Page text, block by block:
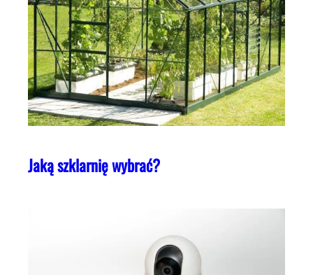
Jaką szklarnię wybrać?